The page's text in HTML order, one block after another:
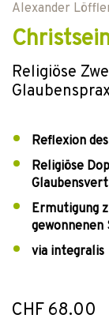
Alexander
Religiöse
Reflexion
Religiöse
Ermutigung
via integralis
CHF 68.00